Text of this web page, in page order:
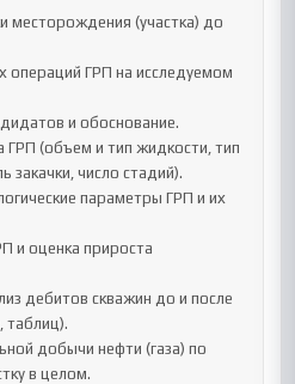
операций ГРП на исследуемом
закачки, число стадий).
и оценка прироста
таблиц).
в целом.